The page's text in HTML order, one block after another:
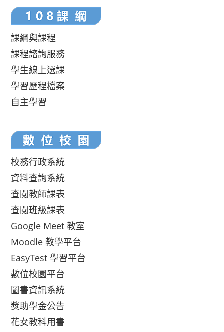
課綱與課程
課程諮詢服務
學生線上選課
學習歷程檔案
自主學習
校務行政系統
資料查詢系統
查閱教師課表
查閱班級課表
Google Meet 教室
Moodle 教學平台
EasyTest 學習平台
數位校園平台
圖書資訊系統
獎助學金公告
花女教科用書